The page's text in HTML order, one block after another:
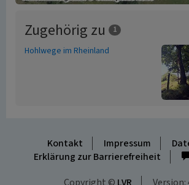
Zugehörig zu 1
Hohlwege im Rheinland
Kontakt Impressum
Erklärung zur Barrierefreiheit